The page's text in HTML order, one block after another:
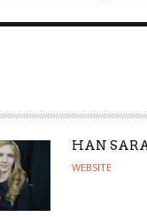
A
U
HAN
WEBSITE